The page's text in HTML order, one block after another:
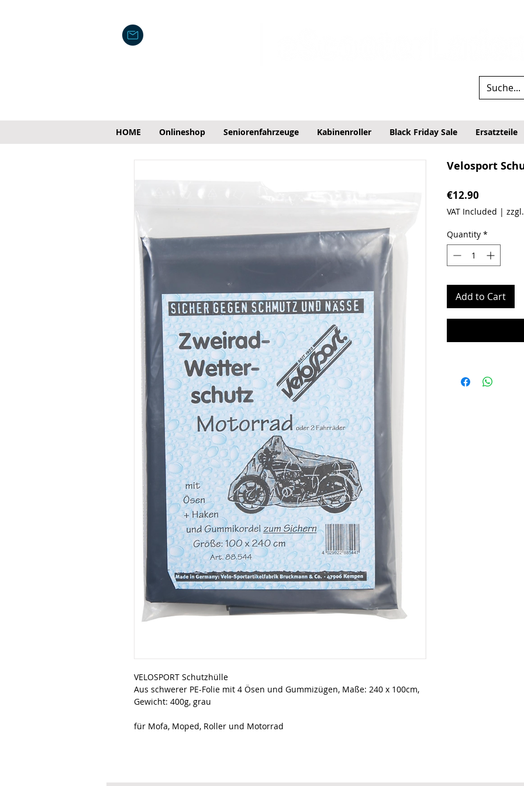
HOME Onlineshop Seniorenfahrzeuge Kabinenroller Black Friday Sale Ersatzteile
VELOSPORT Schutzhülle
Aus schwerer PE-Folie mit 4 Ösen und Gummizügen, Maße: 240 x 100cm,
Gewicht: 400g, grau
für Mofa, Moped, Roller und Motorrad
Velosport
€12.90Price
VAT Included |
Quantity *
Add to Cart